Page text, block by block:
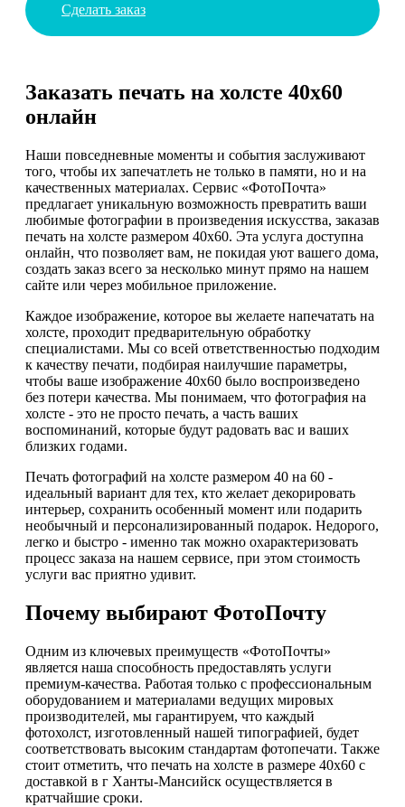
Сделать заказ
Заказать печать на холсте 40х60
онлайн
Наши повседневные моменты и события заслуживают
того, чтобы их запечатлеть не только в памяти, но и на
качественных материалах. Сервис «ФотоПочта»
предлагает уникальную возможность превратить ваши
любимые фотографии в произведения искусства, заказав
печать на холсте размером 40х60. Эта услуга доступна
онлайн, что позволяет вам, не покидая уют вашего дома,
создать заказ всего за несколько минут прямо на нашем
сайте или через мобильное приложение.
Каждое изображение, которое вы желаете напечатать на
холсте, проходит предварительную обработку
специалистами. Мы со всей ответственностью подходим
к качеству печати, подбирая наилучшие параметры,
чтобы ваше изображение 40х60 было воспроизведено
без потери качества. Мы понимаем, что фотография на
холсте - это не просто печать, а часть ваших
воспоминаний, которые будут радовать вас и ваших
близких годами.
Печать фотографий на холсте размером 40 на 60 -
идеальный вариант для тех, кто желает декорировать
интерьер, сохранить особенный момент или подарить
необычный и персонализированный подарок. Недорого,
легко и быстро - именно так можно охарактеризовать
процесс заказа на нашем сервисе, при этом стоимость
услуги вас приятно удивит.
Почему выбирают ФотоПочту
Одним из ключевых преимуществ «ФотоПочты»
является наша способность предоставлять услуги
премиум-качества. Работая только с профессиональным
оборудованием и материалами ведущих мировых
производителей, мы гарантируем, что каждый
фотохолст, изготовленный нашей типографией, будет
соответствовать высоким стандартам фотопечати. Также
стоит отметить, что печать на холсте в размере 40х60 с
доставкой в г Ханты-Мансийск осуществляется в
кратчайшие сроки.